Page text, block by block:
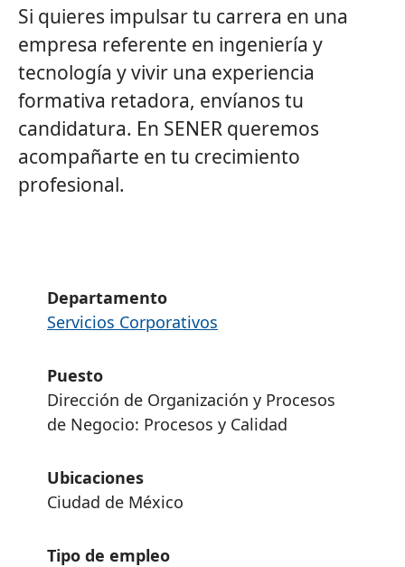
Si quieres impulsar tu carrera en una
empresa referente en ingeniería y
tecnología y vivir una experiencia
formativa retadora, envíanos tu
candidatura. En SENER queremos
acompañarte en tu crecimiento
profesional.
Departamento
Servicios Corporativos
Puesto
Dirección de Organización y Procesos
de Negocio: Procesos y Calidad
Ubicaciones
Ciudad de México
Tipo de empleo